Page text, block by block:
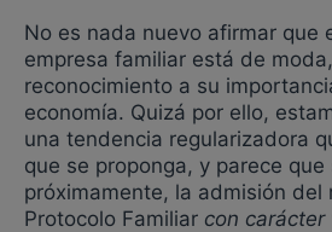
No es nada nuevo afirmar que
empresa familiar está de
reconocimiento a su
economía. Quizá por ello,
una tendencia regularizadora
que se proponga, y parece
próximamente, la admisión del
Protocolo Familiar con carácter